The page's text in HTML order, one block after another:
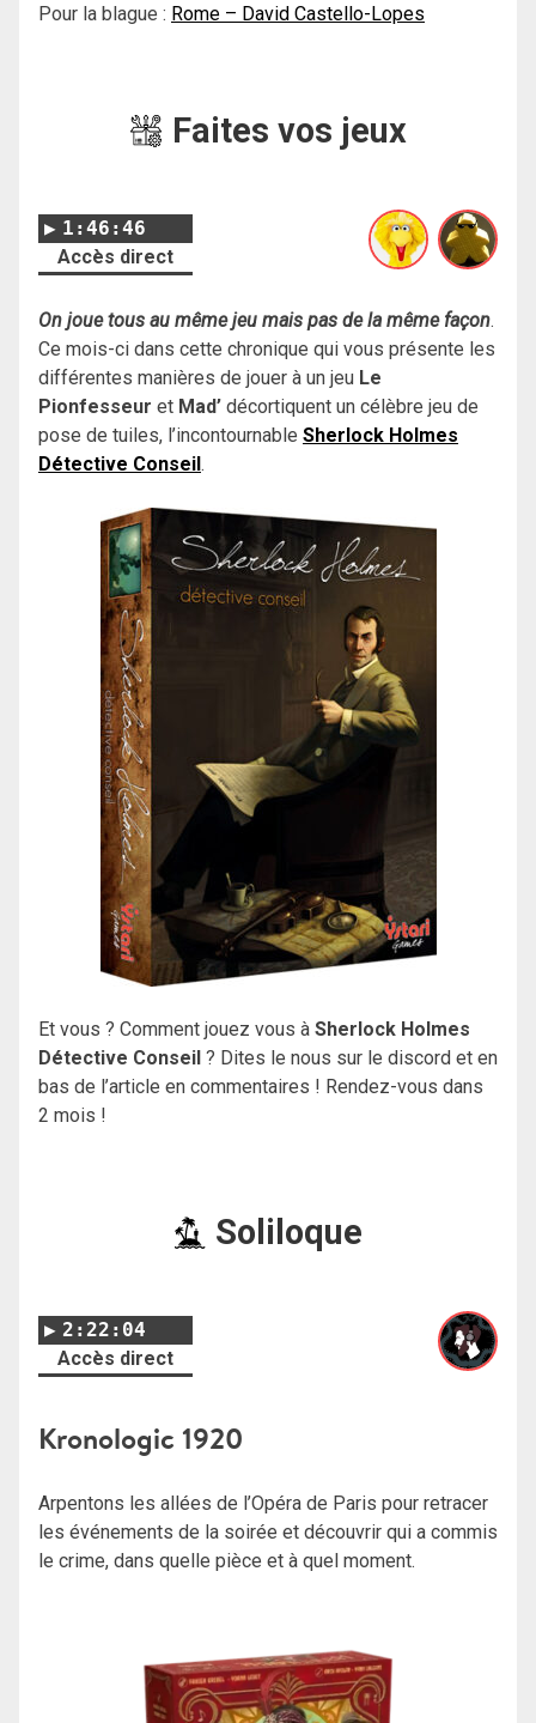
Pour la blague : Rome – David Castello-Lopes
Faites vos jeux
1:46:46
Accès direct
On joue tous au même jeu mais pas de la même façon.
Ce mois-ci dans cette chronique qui vous présente les
différentes manières de jouer à un jeu Le
Pionfesseur et Mad’ décortiquent un célèbre jeu de
pose de tuiles, l’incontournable Sherlock Holmes
Détective Conseil.
Et vous ? Comment jouez vous à Sherlock Holmes
Détective Conseil ? Dites le nous sur le discord et en
bas de l’article en commentaires ! Rendez-vous dans
2 mois !
Soliloque
2:22:04
Accès direct
Kronologic 1920
Arpentons les allées de l’Opéra de Paris pour retracer
les événements de la soirée et découvrir qui a commis
le crime, dans quelle pièce et à quel moment.